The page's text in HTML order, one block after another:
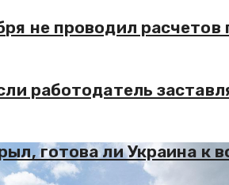
не проводил расчетов
работодатель
готова ли Украина к